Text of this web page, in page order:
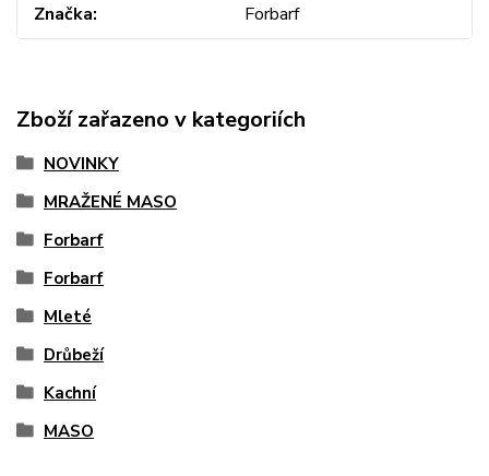
Značka
Forbarf
Zboží zařazeno v kategoriích
NOVINKY
MRAŽENÉ MASO
Forbarf
Forbarf
Mleté
Drůbeží
Kachní
MASO